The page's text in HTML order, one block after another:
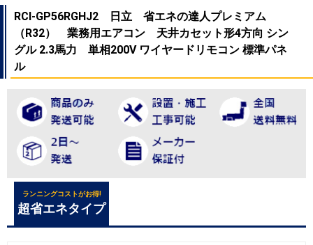
RCI-GP56RGHJ2 日立 省エネの達人プレミアム
（R32） 業務用エアコン 天井カセット形4方向 シン
グル 2.3馬力 単相200V ワイヤードリモコン 標準パネ
ル
ランニングコストがお得!
超省エネタイプ